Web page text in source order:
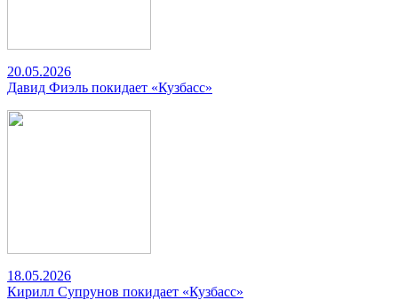
20.05.2026
Давид Фиэль покидает «Кузбасс»
18.05.2026
Кирилл Супрунов покидает «Кузбасс»